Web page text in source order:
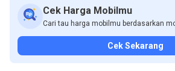
Cek Harga Mobilmu
Cari tau harga mobilmu berdasarkan
Cek Sekarang